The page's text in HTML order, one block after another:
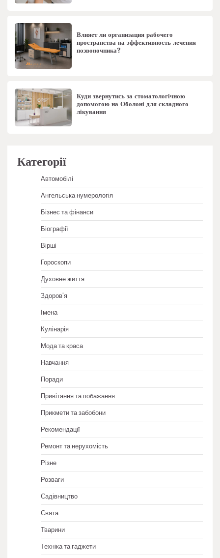
Влияет ли организация рабочего
пространства на эффективность лечения
позвоночника?
Куди звернутись за стоматологічною
допомогою на Оболоні для складного
лікування
Категорії
Автомобілі
Ангельська нумерологія
Бізнес та фінанси
Біографії
Вірші
Гороскопи
Духовне життя
Здоров'я
Імена
Кулінарія
Мода та краса
Навчання
Поради
Привітання та побажання
Прикмети та забобони
Рекомендації
Ремонт та нерухомість
Різне
Розваги
Садівництво
Свята
Тварини
Техніка та гаджети